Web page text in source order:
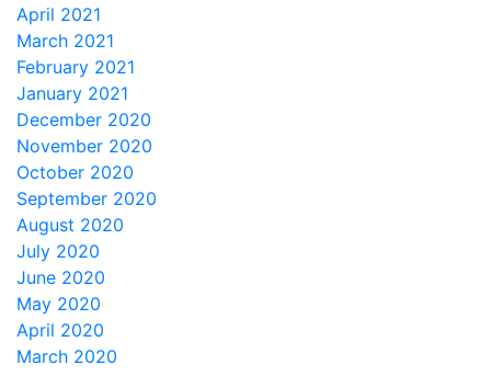
April 2021
March 2021
February 2021
January 2021
December 2020
November 2020
October 2020
September 2020
August 2020
July 2020
June 2020
May 2020
April 2020
March 2020